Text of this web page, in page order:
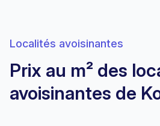
Localités avoisinantes
Prix au m² des
avoisinantes de